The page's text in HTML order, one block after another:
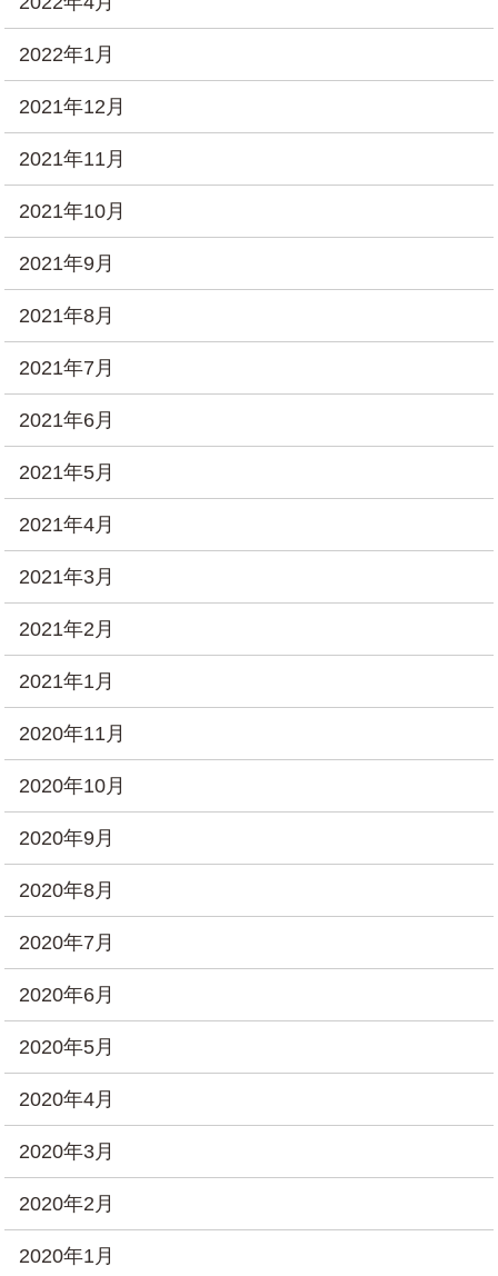
2022年1月
2021年12月
2021年11月
2021年10月
2021年9月
2021年8月
2021年7月
2021年6月
2021年5月
2021年4月
2021年3月
2021年2月
2021年1月
2020年11月
2020年10月
2020年9月
2020年8月
2020年7月
2020年6月
2020年5月
2020年4月
2020年3月
2020年2月
2020年1月